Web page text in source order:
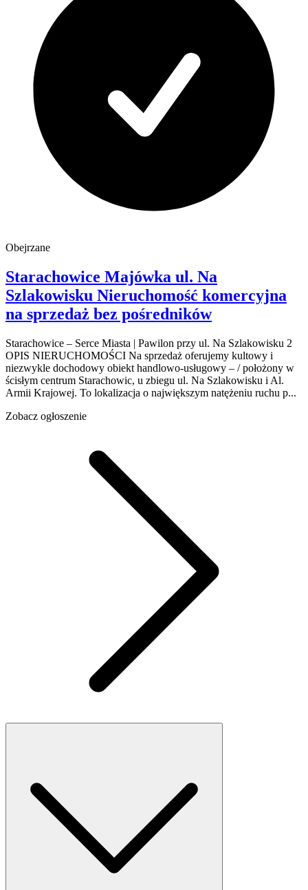
Obejrzane
Starachowice Majówka ul. Na
Szlakowisku Nieruchomość komercyjna
na sprzedaż bez pośredników
Starachowice – Serce Miasta | Pawilon przy ul. Na Szlakowisku 2
OPIS NIERUCHOMOŚCI Na sprzedaż oferujemy kultowy i
niezwykle dochodowy obiekt handlowo-usługowy – / położony w
ścisłym centrum Starachowic, u zbiegu ul. Na Szlakowisku i Al.
Armii Krajowej. To lokalizacja o największym natężeniu ruchu p...
Zobacz ogłoszenie